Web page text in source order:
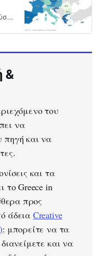
&
του
να
πηγή και να
και τα
το Greece in
προς
άδεια Creative
: μπορείτε να τα
και να